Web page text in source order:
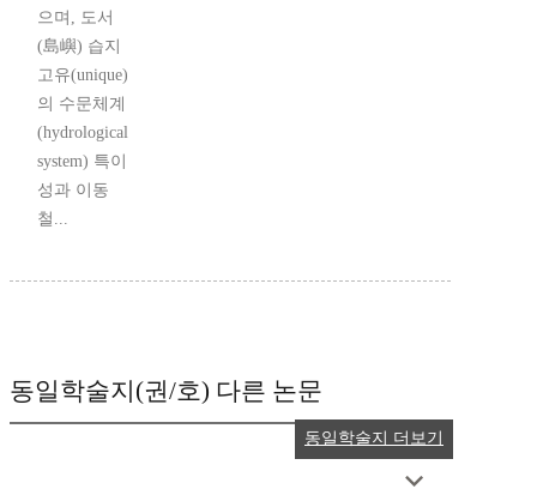
으며, 도서
(島嶼) 습지
고유(unique)
의 수문체계
(hydrological
system) 특이
성과 이동
철...
동일학술지(권/호) 다른 논문
동일학술지 더보기